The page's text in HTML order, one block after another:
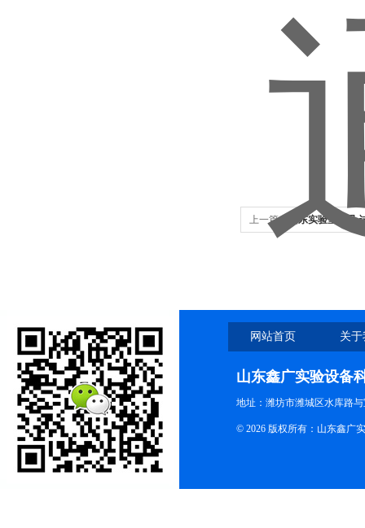
上一篇： 山东实验室家具
网站首页 关
山东鑫广实验设备
地址：潍坊市潍城区水库路
© 2026 版权所有：山东鑫广